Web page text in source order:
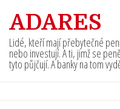
content
ADARES
Lidé, kteří mají přebytečné
nebo investují. A ti, jimž se
tyto půjčují. A banky na tom